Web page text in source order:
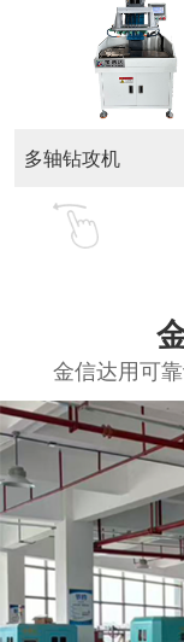
多轴钻攻机
金信达用可